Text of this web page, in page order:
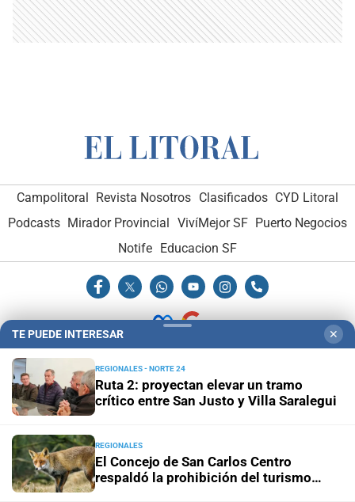
Campolitoral Revista Nosotros Clasificados CYD Litoral
Podcasts Mirador Provincial VivíMejor SF Puerto Negocios
Notife Educacion SF
Hemeroteca Digital (1930-1979)
Administración y Publicidad-Elementos institucionales
-
Opcionales con El Litoral
El Litoral es miembro de:
TE PUEDE INTERESAR ✕
REGIONALES - NORTE 24
Ruta 2: proyectan elevar un tramo
crítico entre San Justo y Villa Saralegui
REGIONALES
El Concejo de San Carlos Centro
respaldó la prohibición del turismo